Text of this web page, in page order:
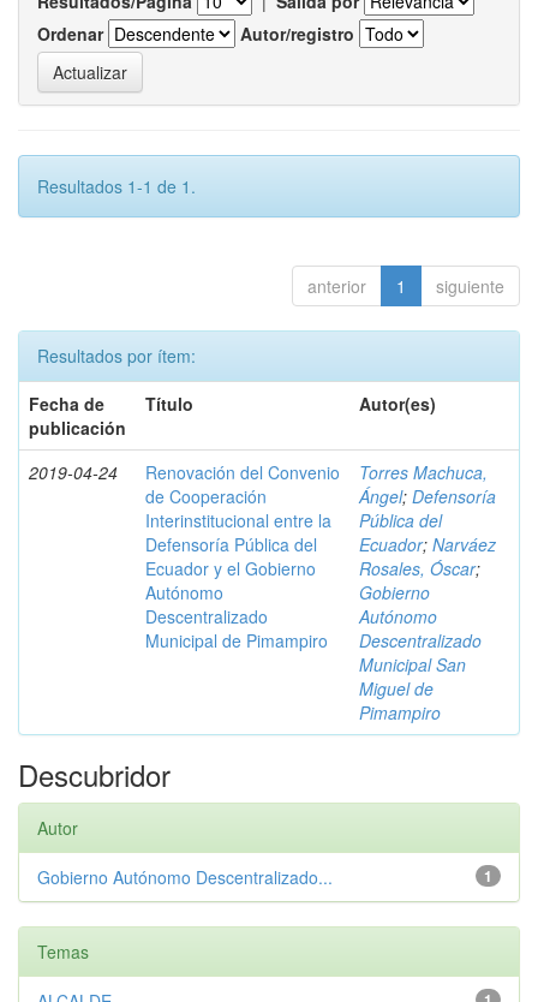
Ordenar
Autor/registro
Resultados 1-1 de 1.
anterior 1 siguiente
Resultados por ítem:
Fecha de
publicación
Título Autor(es)
2019-04-24
Renovación del Convenio
de Cooperación
Interinstitucional entre la
Defensoría Pública del
Ecuador y el Gobierno
Autónomo
Descentralizado
Municipal de Pimampiro
Torres Machuca,
Ángel; Defensoría
Pública del
Ecuador; Narváez
Rosales, Óscar;
Gobierno
Autónomo
Descentralizado
Municipal San
Miguel de
Pimampiro
Descubridor
Autor
1
Gobierno Autónomo Descentralizado...
Temas